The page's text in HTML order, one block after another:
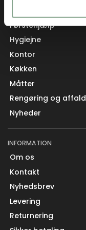
Førstehjælp
Hygiejne
Kontor
Køkken
Måtter
Rengøring og affald
Nyheder
INFORMATION
Om os
Kontakt
Nyhedsbrev
Levering
Returnering